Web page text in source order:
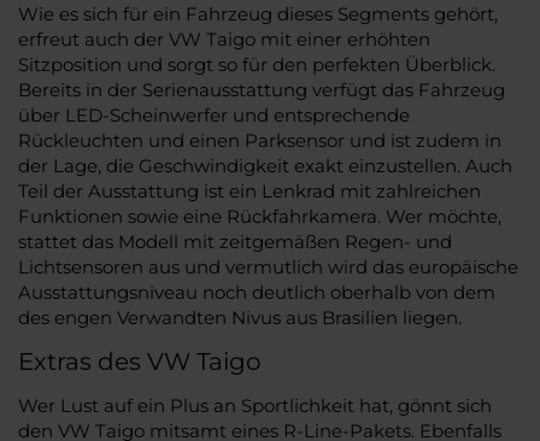
Wie es sich für ein Fahrzeug dieses Segments gehört,
erfreut auch der VW Taigo mit einer erhöhten
Sitzposition und sorgt so für den perfekten Überblick.
Bereits in der Serienausstattung verfügt das Fahrzeug
über LED-Scheinwerfer und entsprechende
Rückleuchten und einen Parksensor und ist zudem in
der Lage, die Geschwindigkeit exakt einzustellen. Auch
Teil der Ausstattung ist ein Lenkrad mit zahlreichen
Funktionen sowie eine Rückfahrkamera. Wer möchte,
stattet das Modell mit zeitgemäßen Regen- und
Lichtsensoren aus und vermutlich wird das europäische
Ausstattungsniveau noch deutlich oberhalb von dem
des engen Verwandten Nivus aus Brasilien liegen.
Extras des VW Taigo
Wer Lust auf ein Plus an Sportlichkeit hat, gönnt sich
den VW Taigo mitsamt eines R-Line-Pakets. Ebenfalls